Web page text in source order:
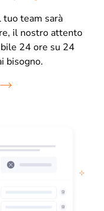
team sarà
il nostro attento
24 ore su 24
bisogno.